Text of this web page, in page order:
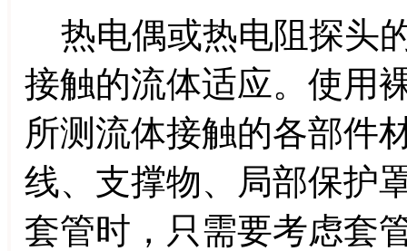
热电偶或热电阻探头
接触的流体适应。使用
所测流体接触的各部件
线、支撑物、局部保护
套管时，只需要考虑套